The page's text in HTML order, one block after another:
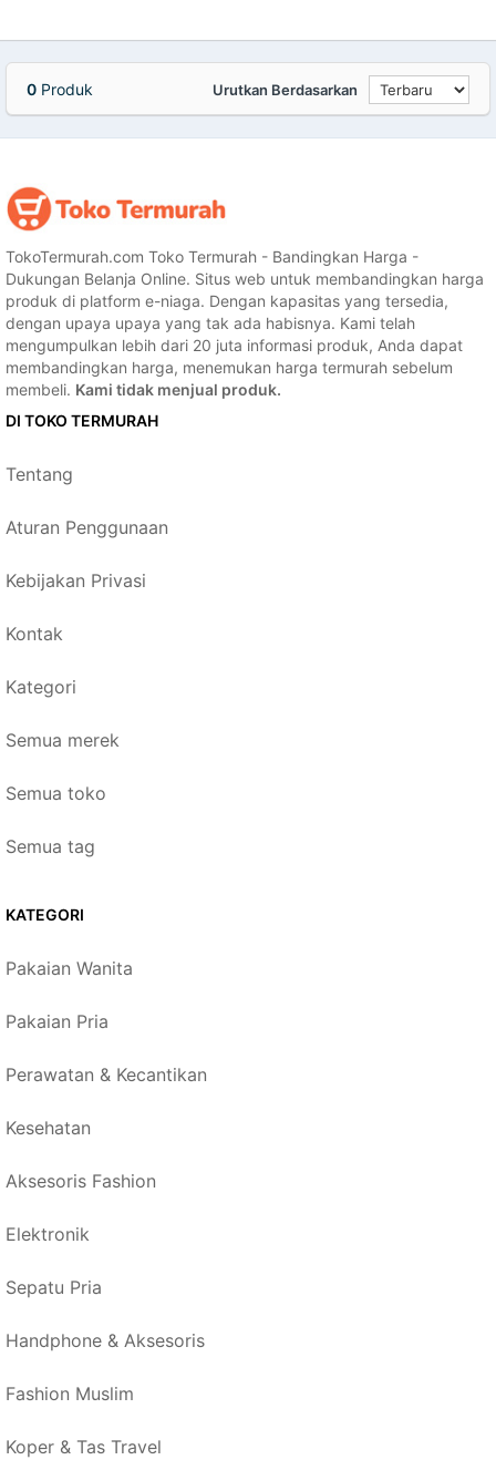
0 Produk Urutkan Berdasarkan
TokoTermurah.com Toko Termurah - Bandingkan Harga -
Dukungan Belanja Online. Situs web untuk membandingkan harga
produk di platform e-niaga. Dengan kapasitas yang tersedia,
dengan upaya upaya yang tak ada habisnya. Kami telah
mengumpulkan lebih dari 20 juta informasi produk, Anda dapat
membandingkan harga, menemukan harga termurah sebelum
membeli. Kami tidak menjual produk.
DI TOKO TERMURAH
Tentang
Aturan Penggunaan
Kebijakan Privasi
Kontak
Kategori
Semua merek
Semua toko
Semua tag
KATEGORI
Pakaian Wanita
Pakaian Pria
Perawatan & Kecantikan
Kesehatan
Aksesoris Fashion
Elektronik
Sepatu Pria
Handphone & Aksesoris
Fashion Muslim
Koper & Tas Travel